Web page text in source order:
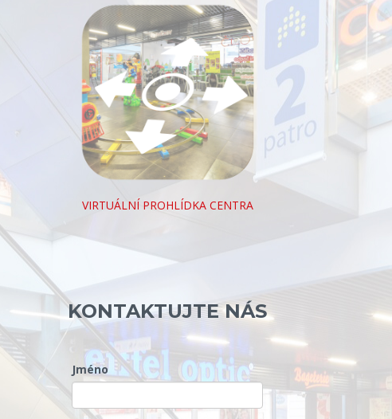
VIRTUÁLNÍ PROHLÍDKA CENTRA
KONTAKTUJTE NÁS
Jméno